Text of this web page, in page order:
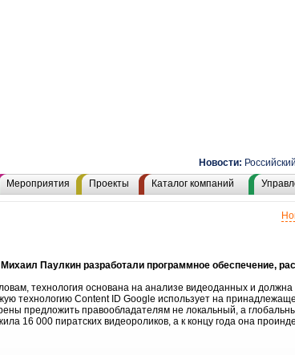
Новости: Российский
Мероприятия Проекты Каталог компаний
Паулкин разработали программное обеспечение,
технология основана на анализе видеоданных и
технологию Content ID Google использует на
предложить правообладателям не локальный, а
16 000 пиратских видеороликов, а к концу года она